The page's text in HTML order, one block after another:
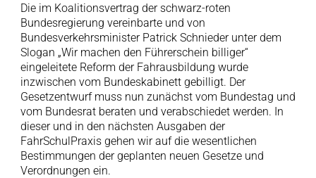
Die im Koalitionsvertrag der schwarz-roten
Bundesregierung vereinbarte und von
Bundesverkehrsminister Patrick Schnieder unter dem
Slogan „Wir machen den Führerschein billiger“
eingeleitete Reform der Fahrausbildung wurde
inzwischen vom Bundeskabinett gebilligt. Der
Gesetzentwurf muss nun zunächst vom Bundestag und
vom Bundesrat beraten und verabschiedet werden. In
dieser und in den nächsten Ausgaben der
FahrSchulPraxis gehen wir auf die wesentlichen
Bestimmungen der geplanten neuen Gesetze und
Verordnungen ein.